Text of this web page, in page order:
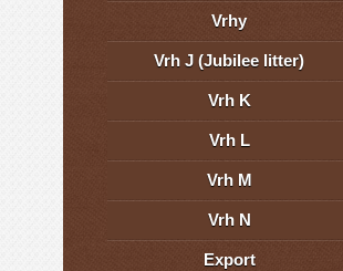
Vrhy
Vrh J (Jubilee litter)
Vrh K
Vrh L
Vrh M
Vrh N
Export